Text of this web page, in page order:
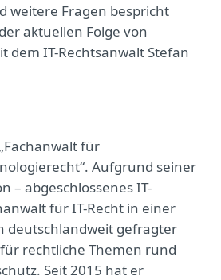
weitere Fragen bespricht
aktuellen Folge von
dem IT-Rechtsanwalt Stefan
für
Aufgrund seiner
– abgeschlossenes IT-
für IT-Recht in einer
deutschlandweit gefragter
rechtliche Themen rund
Seit 2015 hat er